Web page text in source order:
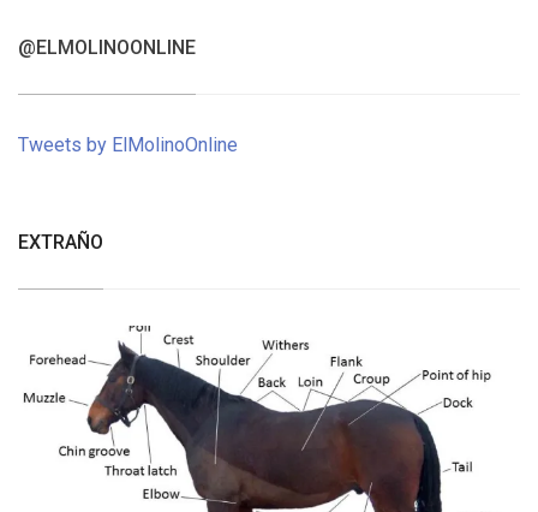
@ELMOLINOONLINE
Tweets by ElMolinoOnline
EXTRAÑO